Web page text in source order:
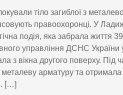
тіло загиблої з
правоохоронці. У
подія, яка забрала життя
управління ДСНС України
з вікна другого поверху. Під
арматуру та
[…]